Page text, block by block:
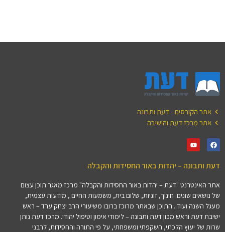
אתר הקורסים - דעת ותבונה
אתר מרכז דעת והישיבה
דעת ותבונה – יהדות באור החסידות והקבלה
אתר האינטרנט "דעת – יהדות באור החסידות והקבלה" מרכז מאגר תוכן עצום
של נושאים שונים: חינוך, זוגיות, שלום בית, משמעות החיים , מודעות עצמית,
מעגל השנה ועוד.. התוכן שבאתר מרוכז ברובו משיעורי הרב יצחק ערד – ראש
ישיבת דעת וראש מכון דעת ותבונה – לימודי אימון וטיפול יהודי. מרכז דעת נותן
שרות של יעוץ הלכתי, השקפתי ומשפחתי, על פי התורה והחסידות, לרבני